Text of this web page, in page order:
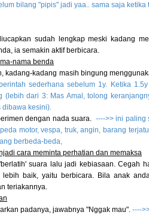
bilang "pipis" jadi yaa.. sama saja
sudah lengkap meski kadang
ia semakin aktif berbicara.
nama benda
kadang-kadang masih bingung
sederhana sebelum 1y. Ketika
(lebih dari 3: Mas Amal, tolong
dibawa kesini).
dengan nada suara. ---->> ini paling
motor, vespa, truk, angin, barang
berbeda-beda,
cara meminta perhatian dan memaksa
suara lalu jadi kebiasaan. Cegah
baik, yaitu berbicara. Bila anak
teriakannya.
padanya, jawabnya "Nggak mau". ----